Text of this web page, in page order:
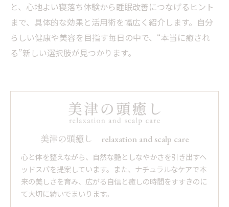
と、心地よい寝落ち体験から睡眠改善につなげるヒント
まで、具体的な効果と活用術を幅広く紹介します。自分
らしい健康や美容を目指す毎日の中で、“本当に癒され
る”新しい選択肢が見つかります。
美津の頭癒し relaxation and scalp care
心と体を整えながら、自然な艶としなやかさを引き出すヘ
ッドスパを提案しています。また、ナチュラルなケアで本
来の美しさを育み、広がる自信と癒しの時間をすすきのに
て大切に紡いでまいります。